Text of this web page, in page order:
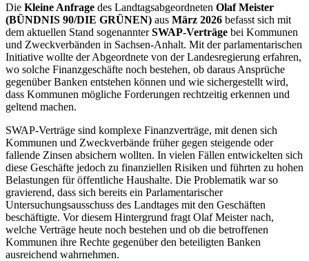
Die Kleine Anfrage des Landtagsabgeordneten Olaf Meister
(BÜNDNIS 90/DIE GRÜNEN) aus März 2026 befasst sich mit
dem aktuellen Stand sogenannterSWAP-Verträge bei Kommunen
und Zweckverbänden in Sachsen-Anhalt. Mit der parlamentarischen
Initiative wollte der Abgeordnete von der Landesregierung erfahren,
wo solche Finanzgeschäfte noch bestehen, ob daraus Ansprüche
gegenüber Banken entstehen können und wie sichergestellt wird,
dass Kommunen mögliche Forderungen rechtzeitig erkennen und
geltend machen.
SWAP-Verträge sind komplexe Finanzverträge, mit denen sich
Kommunen und Zweckverbände früher gegen steigende oder
fallende Zinsen absichern wollten. In vielen Fällen entwickelten sich
diese Geschäfte jedoch zu finanziellen Risiken und führten zu hohen
Belastungen für öffentliche Haushalte. Die Problematik war so
gravierend, dass sich bereits ein Parlamentarischer
Untersuchungsausschuss des Landtages mit den Geschäften
beschäftigte. Vor diesem Hintergrund fragt Olaf Meister nach,
welche Verträge heute noch bestehen und ob die betroffenen
Kommunen ihre Rechte gegenüber den beteiligten Banken
ausreichend wahrnehmen.